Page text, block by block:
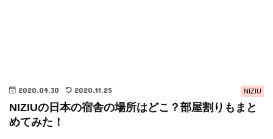
NIZIU
2020.09.30 2020.11.25
NIZIUの日本の宿舎の場所はどこ？部屋割りもまと
めてみた！